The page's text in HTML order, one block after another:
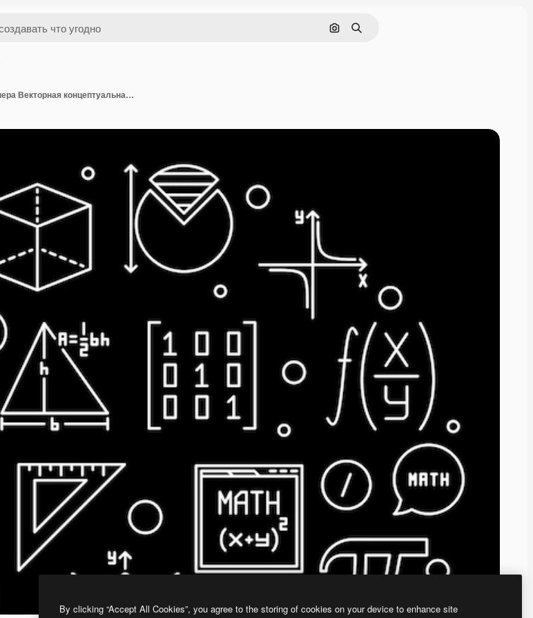
Поиск по изображению
Поиск
Обратно в школу очертания кругового баннера Векторная концептуальная иллюстрация
By clicking “Accept All Cookies”, you agree to the storing of cookies on your device to enhance site